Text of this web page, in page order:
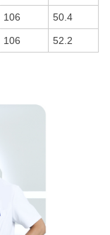
106 50.4
106 52.2